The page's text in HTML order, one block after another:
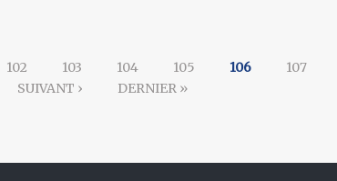
102 103 104 105 106
107
SUIVANT › DERNIER »